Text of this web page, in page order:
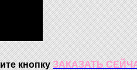
кнопкуЗАКАЗАТЬ